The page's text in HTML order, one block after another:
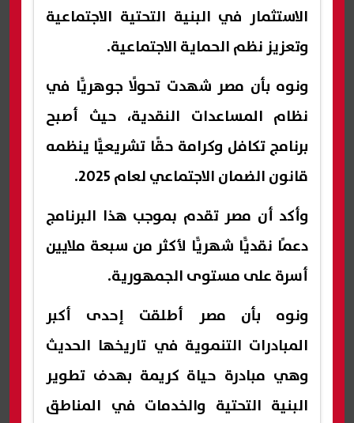
الاستثمار في البنية التحتية الاجتماعية
وتعزيز نظم الحماية الاجتماعية.
ونوه بأن مصر شهدت تحولًا جوهريًّا في
نظام المساعدات النقدية، حيث أصبح
برنامج تكافل وكرامة حقًا تشريعيًّا ينظمه
قانون الضمان الاجتماعي لعام 2025.
وأكد أن مصر تقدم بموجب هذا البرنامج
دعمًا نقديًّا شهريًّا لأكثر من سبعة ملايين
أسرة على مستوى الجمهورية.
ونوه بأن مصر أطلقت إحدى أكبر
المبادرات التنموية في تاريخها الحديث
وهي مبادرة حياة كريمة بهدف تطوير
البنية التحتية والخدمات في المناطق